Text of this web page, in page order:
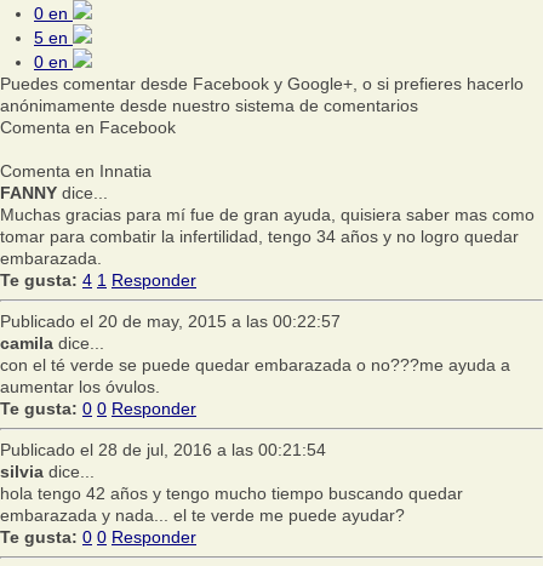
0 en
5 en
0 en
Puedes comentar desde Facebook y Google+, o si prefieres hacerlo
anónimamente desde nuestro sistema de comentarios
Comenta en Facebook
Comenta en Innatia
FANNY dice...
Muchas gracias para mí fue de gran ayuda, quisiera saber mas como
tomar para combatir la infertilidad, tengo 34 años y no logro quedar
embarazada.
Te gusta: 4 1 Responder
Publicado el 20 de may, 2015 a las 00:22:57
camila dice...
con el té verde se puede quedar embarazada o no???me ayuda a
aumentar los óvulos.
Te gusta: 0 0 Responder
Publicado el 28 de jul, 2016 a las 00:21:54
silvia dice...
hola tengo 42 años y tengo mucho tiempo buscando quedar
embarazada y nada... el te verde me puede ayudar?
Te gusta: 0 0 Responder